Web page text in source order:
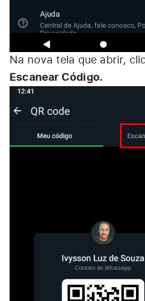
Na nova tela que abrir,
Escanear Código.